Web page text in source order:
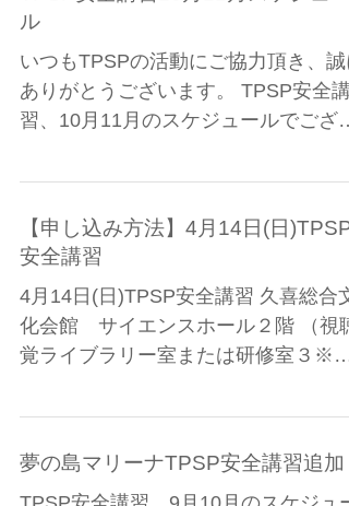
サイトでクリックしても、予約できま
せん。...
TPSP安全講習10月11月スケジュー
ル
いつもTPSPの活動にご協力頂き、誠
ありがとうございます。 TPSP安全講
お願い致します。 満席の日にちを予約
サイトでクリックしても、予約できま
せん。...
【申し込み方法】4月14日(日)TPSP
安全講習
4月14日(日)TPSP安全講習 久喜総合文
化会館 サイエンスホール２階 （視聴
では、会場で現金のみのお支払いとな
っておりますが、 4月14日(日)の久喜